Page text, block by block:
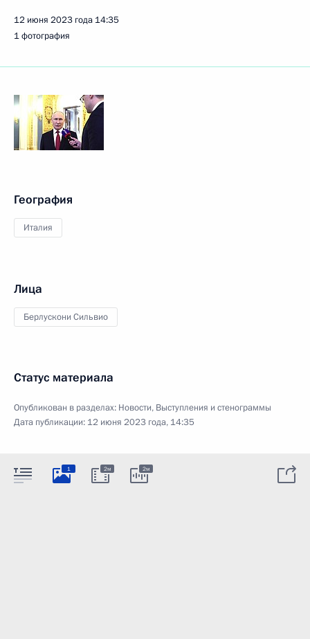
12 июня 2023 года 14:35
1 фотография
География
Италия
Лица
Берлускони Сильвио
Статус материала
Опубликован в разделах: Новости, Выступления и стенограммы
Дата публикации: 12 июня 2023 года, 14:35
1 2м 2м